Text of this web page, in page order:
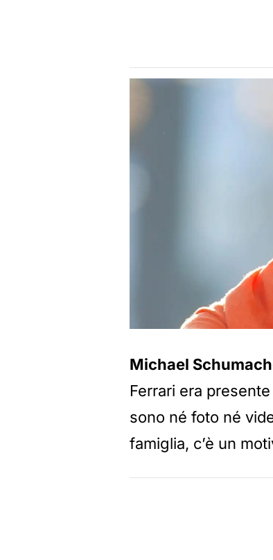
Michael
Ferrari era
sono né foto né
famiglia, c’è un